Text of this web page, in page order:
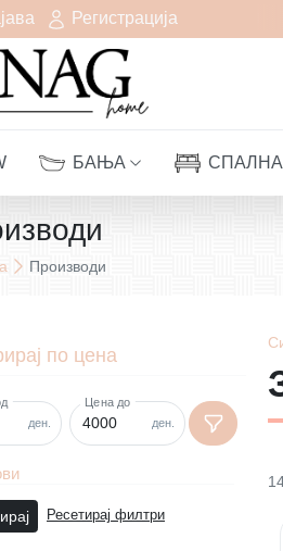
Регистрација
нарачки над 1000 денари
БАЊА СПАЛНА
Производи
по цена
ден. ден.
Цена до
Ресетирај филтри